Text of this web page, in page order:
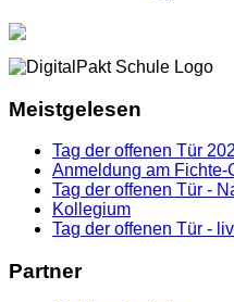
Meistgelesen
Tag der offenen Tür
Anmeldung am Fichte-
Tag der offenen Tür -
Kollegium
Tag der offenen Tür -
Partner